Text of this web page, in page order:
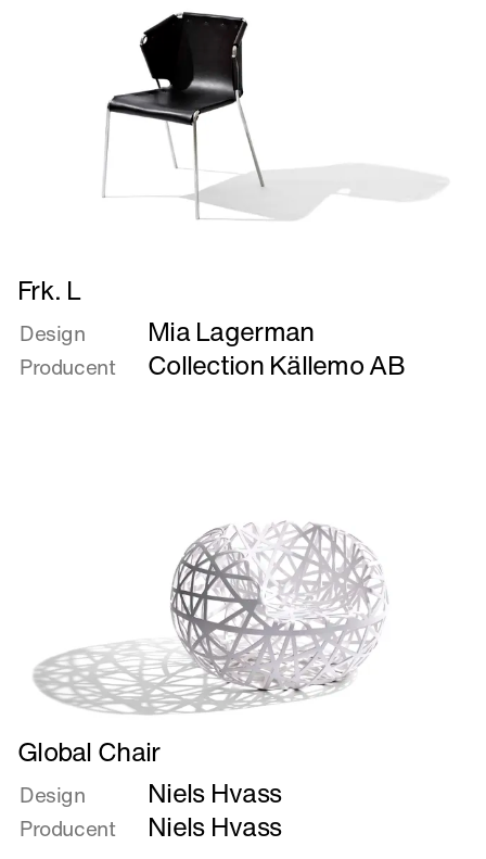
Læs
mere
om
Frk.
L
Frk. L
Design Mia Lagerman
Producent Collection Källemo AB
Læs
mere
om
Global
Chair
Global Chair
Design Niels Hvass
Producent Niels Hvass